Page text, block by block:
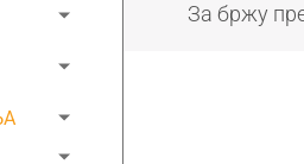
За бржу